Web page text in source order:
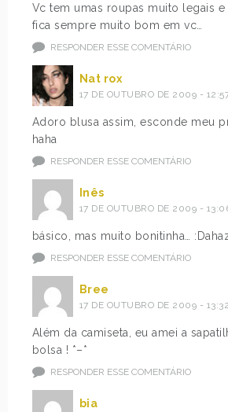
Vc tem umas roupas muito legais e
fica sempre muito bom em vc…
RESPONDER ESSE COMENTÁRIO
Nat rox
17 DE OUTUBRO DE 2009 -
Adoro blusa assim, esconde meu
haha
RESPONDER ESSE COMENTÁRIO
Inês
17 DE OUTUBRO DE 2009 -
básico, mas muito bonitinha…
RESPONDER ESSE COMENTÁRIO
Bree
17 DE OUTUBRO DE 2009 - 13:32
Além da camiseta, eu amei a
bolsa ! *–*
RESPONDER ESSE COMENTÁRIO
bia